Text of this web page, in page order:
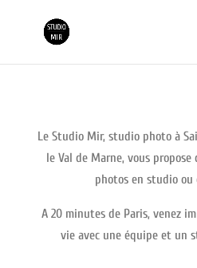
Le Studio Mir, studio photo à
le Val de Marne, vous
photos en studio
A 20 minutes de Paris, venez
vie avec une équipe et un